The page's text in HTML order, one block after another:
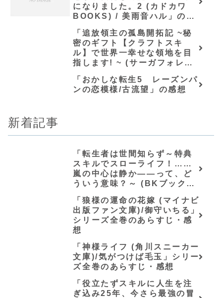
になりました。2 (カドカワ
BOOKS) / 美雨音ハル」の感
「追放領主の孤島開拓記 ~秘
密のギフト【クラフトスキ
ル】で世界一幸せな領地を目
指します! ~ (サーガフォレス
あらすじ・感想
「おかしな転生5 レーズンパ
ンの恋模様/古流望」の感想
新着記事
「転生者は世間知らず～特典
スキルでスローライフ！……
嵐の中心は静か――って、ど
ういう意味？～ (BKブック
らすじ・感想
「狼様の運命の花嫁 (マイナビ
出版ファン文庫)/御守いちる」
シリーズ全巻のあらすじ・感
想
「神様ライフ (角川スニーカー
文庫)/気がつけば毛玉」シリー
ズ全巻のあらすじ・感想
「役立たずスキルに人生を注
ぎ込み25年、今さら最強の冒